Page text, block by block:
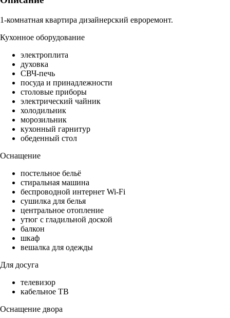
1-комнатная квартира дизайнерский евроремонт.
Кухонное оборудование
электроплита
духовка
СВЧ-печь
посуда и принадлежности
столовые приборы
электрический чайник
холодильник
морозильник
кухонный гарнитур
обеденный стол
Оснащение
постельное бельё
стиральная машина
беспроводной интернет Wi-Fi
сушилка для белья
центральное отопление
утюг с гладильной доской
балкон
шкаф
вешалка для одежды
Для досуга
телевизор
кабельное ТВ
Оснащение двора